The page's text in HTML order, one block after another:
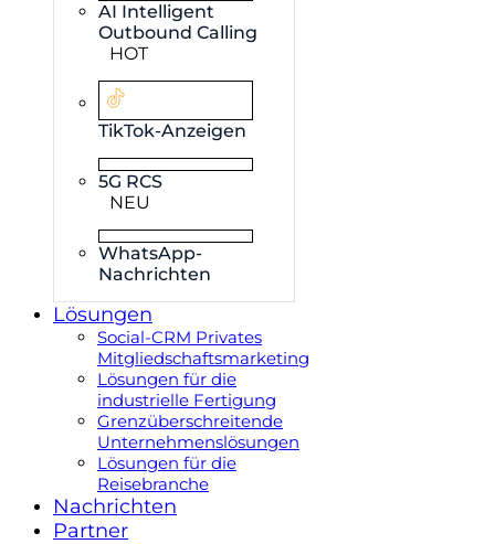
AI Intelligent
Outbound Calling
HOT
TikTok-Anzeigen
5G RCS
NEU
WhatsApp-
Nachrichten
Lösungen
Social-CRM Privates
Mitgliedschaftsmarketing
Lösungen für die
industrielle Fertigung
Grenzüberschreitende
Unternehmenslösungen
Lösungen für die
Reisebranche
Nachrichten
Partner